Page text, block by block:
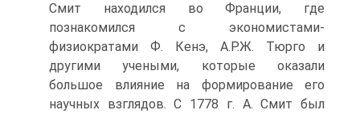
Смит находился во Франции, где
познакомился с экономистами-
физиократами Ф. Кенэ, А.Р.Ж. Тюрго и
другими учеными, которые оказали
большое влияние на формирование его
научных взглядов. С 1778 г. А. Смит был